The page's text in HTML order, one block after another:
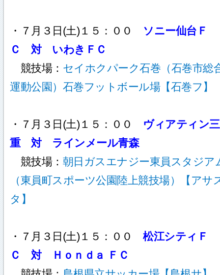
・７月３日(土)１５：００ ソニー仙台Ｆ
Ｃ 対 いわきＦＣ
競技場： セイホクパーク石巻（石巻市総
運動公園）石巻フットボール場【石巻フ】
・７月３日(土)１５：００ ヴィアティン三
重 対 ラインメール青森
競技場： 朝日ガスエナジー東員スタジア
（東員町スポーツ公園陸上競技場）【アサ
タ】
・７月３日(土)１５：００ 松江シティＦ
Ｃ 対 Ｈｏｎｄａ ＦＣ